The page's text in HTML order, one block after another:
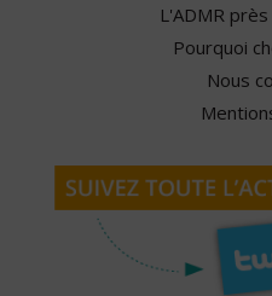
L'ADMR
Pourquoi
Nous